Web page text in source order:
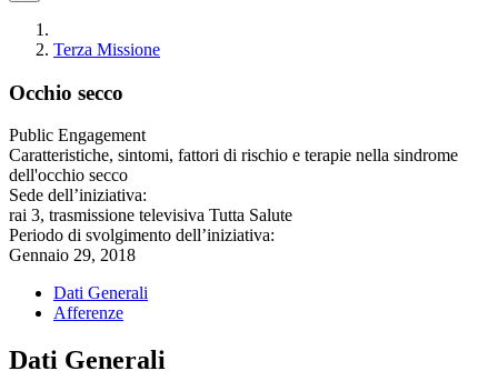
Terza Missione
Occhio secco
Public Engagement
Caratteristiche, sintomi, fattori di rischio e terapie nella sindrome
dell'occhio secco
Sede dell’iniziativa:
rai 3, trasmissione televisiva Tutta Salute
Periodo di svolgimento dell’iniziativa:
Gennaio 29, 2018
Dati Generali
Afferenze
Dati Generali